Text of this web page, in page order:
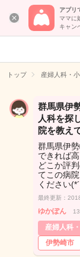
アプリ
ママに
キャン
トップ 産婦人科・
群馬県伊
人科を探
院を教え
群馬県伊
できれば
どこか評
てこの病
ください
最終更新：
ゆかぽん
産婦人科
伊勢崎市